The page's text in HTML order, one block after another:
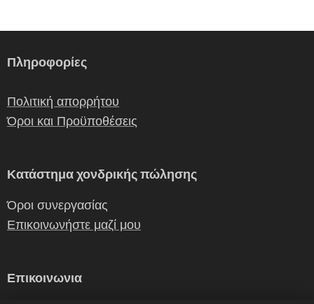
Πληροφορίες
Πολιτική απορρήτου
Όροι και Προϋποθέσεις
Κατάστημα χονδρικής πώλησης
Όροι συνεργασίας
Επικοινωνήστε μαζί μου
Επικοινωνια